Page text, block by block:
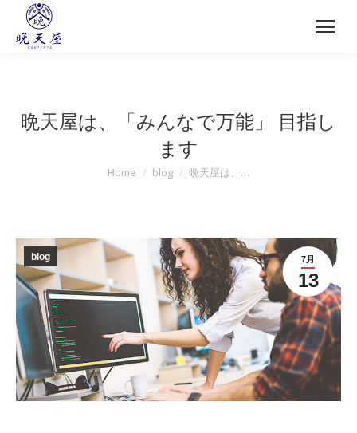
晩天屋は、「みんなで万能」 目指し
ます
You are here:
Home blog 晩天屋は、…
7月
13
blog